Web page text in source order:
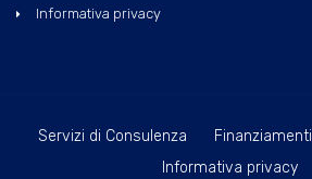
Informativa privacy
Servizi di Consulenza Finanziamenti
Informativa privacy